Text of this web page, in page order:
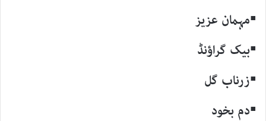
▪مہمان عزیز
▪بیک گراؤنڈ
▪زرناب گل
▪دم بخود